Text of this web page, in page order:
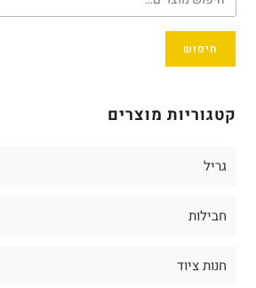
חיפוש
קטגוריות מוצרים
גריל
חבילות
חנות ציוד